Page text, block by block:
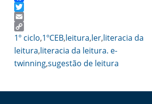
Facebook
Twitter
Email
Copy
Link
1º ciclo,1ºCEB,leitura,ler,literacia da
leitura,literacia da leitura. e-
twinning,sugestão de leitura